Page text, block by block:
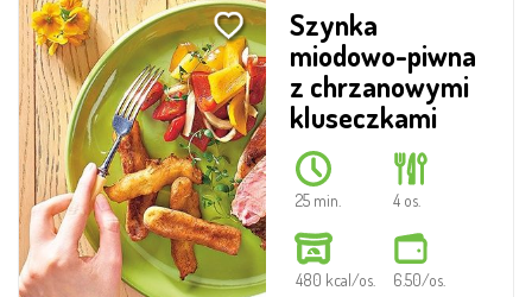
Szynka
miodowo-piwna
z chrzanowymi
kluseczkami
25 min. 4 os.
480 kcal/os. 6.50/os.